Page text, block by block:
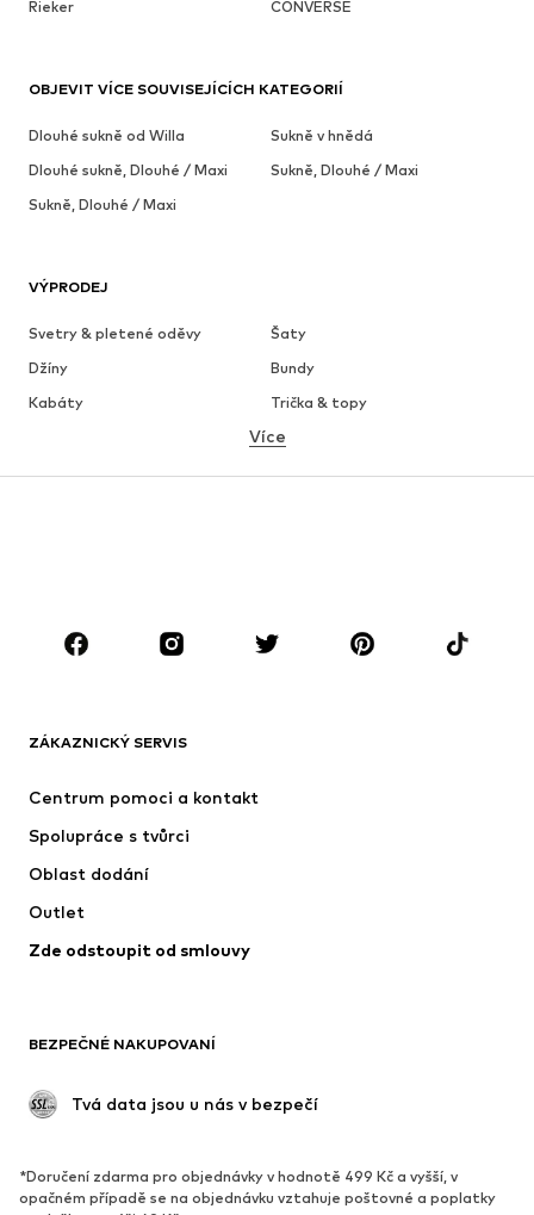
Rieker
CONVERSE
VÝPRODEJ
Svetry & pletené oděvy
Šaty
Džíny
Bundy
Kabáty
Trička & topy
Spodní prádlo
Doplňky
Premium
Nové
Bundy
Spodní prádlo
Kabáty
Plavky
Upcyklace
Nové Oblíbené
Více
ZÁKAZNICKÝ SERVIS
Centrum pomoci a kontakt
Spolupráce s tvůrci
Oblast dodání
Outlet
Zde odstoupit od smlouvy
BEZPEČNÉ NAKUPOVANÍ
Tvá data jsou u nás v bezpečí
*Doručení zdarma pro objednávky v hodnotě 499 Kč a vyšší, v
opačném případě se na objednávku vztahuje poštovné a poplatky
OBJEVIT VÍCE SOUVISEJÍCÍCH KATEGORIÍ
Dlouhé sukně od Willa
Sukně v hnědá
Dlouhé sukně, Dlouhé / Maxi
Sukně, Dlouhé / Maxi
Sukně, Dlouhé / Maxi